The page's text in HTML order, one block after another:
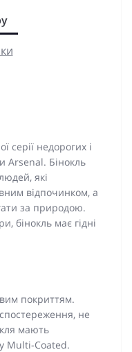
серії недорогих і
Arsenal. Бінокль
які
відпочинком, а
за природою.
бінокль має гідні
покриттям.
не
мають
Multi-Coated.